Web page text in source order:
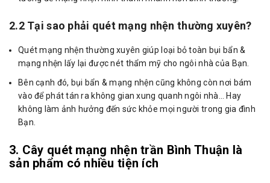
2.2 Tại sao phải quét mạng nhện thường xuyên?
Quét mạng nhện thường xuyên giúp loại bỏ toàn bụi bẩn &
mạng nhện lấy lại được nét thẩm mỹ cho ngôi nhà của Bạn.
Bên cạnh đó, bụi bẩn & mạng nhện cũng không còn nơi bám
vào để phát tán ra không gian xung quanh ngôi nhà… Hay
không làm ảnh hưởng đến sức khỏe mọi người trong gia đình
Bạn.
3. Cây quét mạng nhện trần Bình Thuận là
sản phẩm có nhiều tiện ích